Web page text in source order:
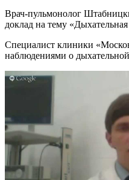
Врач-пульмонолог
доклад на тему «Дыхательная
Специалист клиники
наблюдениями о